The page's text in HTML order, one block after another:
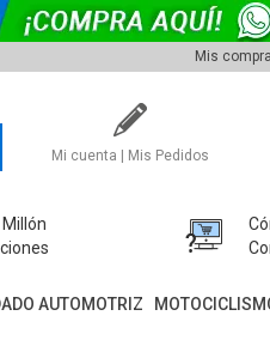
Mis
Mi cuenta | Mis Pedidos
AUTOMOTRIZ